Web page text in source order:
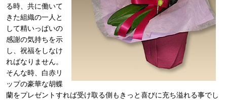
る時、共に働いて
きた組織の一人と
して精いっぱいの
感謝の気持ちを示
し、祝福をしなけ
ればなりません。
そんな時、白赤リ
ップの豪華な胡蝶
蘭をプレゼントすれば受け取る側もきっと喜びに充ち溢れる事でし